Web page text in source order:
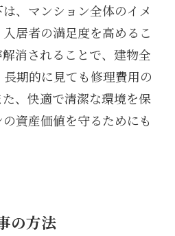
、マンション全体のイメ
居者の満足度を高めるこ
消されることで、建物全
期的に見ても修理費用の
、快適で清潔な環境を保
資産価値を守るためにも
の方法